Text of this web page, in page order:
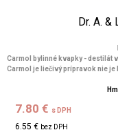
Dr. A. &
Carmol bylinné kvapky - destilát
Carmol je liečivý prípravok nie je
7.80 € s DPH
6.55 € bez DPH